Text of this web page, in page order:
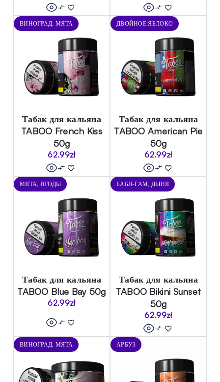
ВИНОГРАД, МЯТА
Табак для кальяна
TABOO French Kiss
50g
62.99zł
ДВОЙНОЕ ЯБЛОКО
Табак для кальяна
TABOO American Pie
50g
62.99zł
МЯТА, ЯГОДЫ
Табак для кальяна
TABOO Blue Bay 50g
62.99zł
БАБЛ-ГАМ, ДЫНЯ
Табак для кальяна
TABOO Bikini Sunset
50g
62.99zł
ВИНОГРАД, МЯТА АРБУЗ